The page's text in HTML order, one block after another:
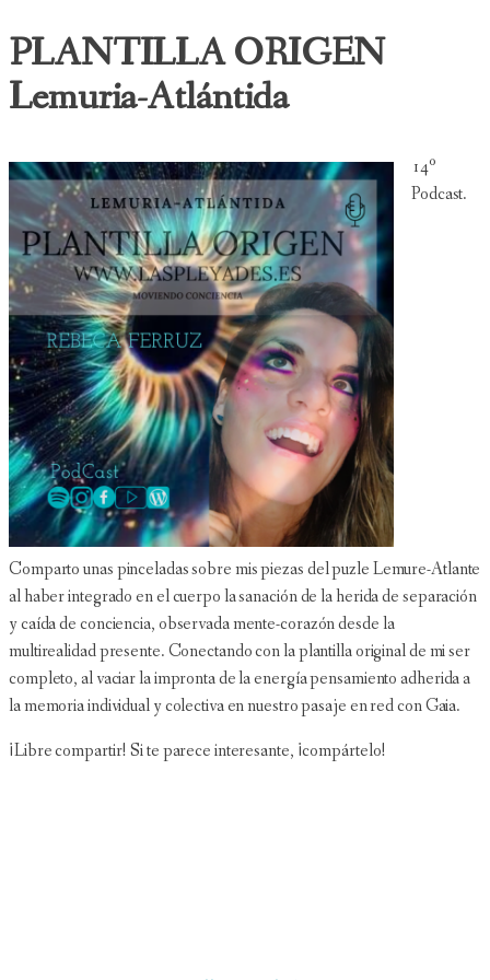
PLANTILLA ORIGEN
Lemuria-Atlántida
14º
Podcast.
Comparto unas pinceladas sobre mis piezas del puzle Lemure-Atlante
al haber integrado en el cuerpo la sanación de la herida de separación
y caída de conciencia, observada mente-corazón desde la
multirealidad presente. Conectando con la plantilla original de mi ser
completo, al vaciar la impronta de la energía pensamiento adherida a
la memoria individual y colectiva en nuestro pasaje en red con Gaia.
¡Libre compartir! Si te parece interesante, ¡compártelo!